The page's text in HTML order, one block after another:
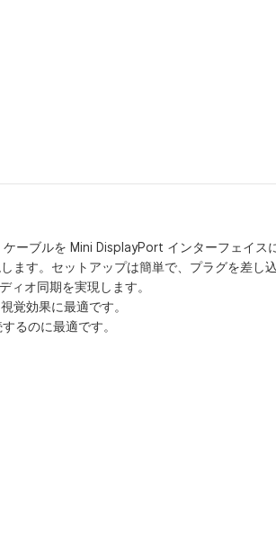
ブルを Mini DisplayPort インターフェイス
す。セットアップは簡単で、プラグを差し
ィオ同期を実現します。
覚効果に最適です。
るのに最適です。